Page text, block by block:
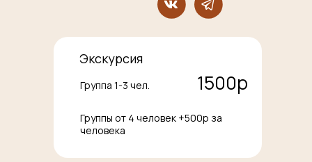
Экскурсия
Группы от 4 человек +500р за
человека
1500р
Группа 1-3 чел.